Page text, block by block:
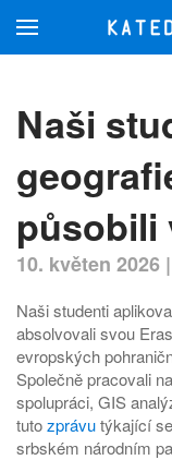
Přejít na hlavní
Naši
působili
10. květen 2026 |
Naši studenti
absolvovali svou
evropských
Společně pracovali
spolupráci, GIS
tutozprávutýkající
srbském národním